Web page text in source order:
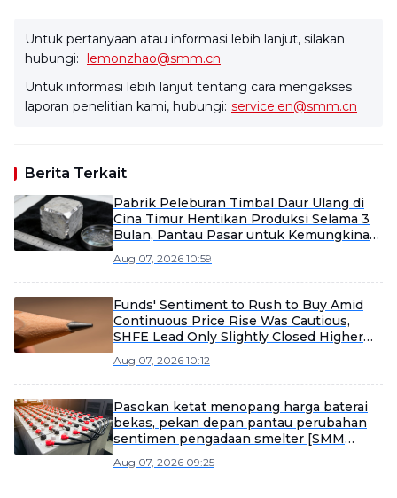
Untuk pertanyaan atau informasi lebih lanjut, silakan
hubungi: lemonzhao@smm.cn
Untuk informasi lebih lanjut tentang cara mengakses
laporan penelitian kami, hubungi: service.en@smm.cn
Berita Terkait
Pabrik Peleburan Timbal Daur Ulang di
Cina Timur Hentikan Produksi Selama 3
Bulan, Pantau Pasar untuk Kemungkinan
Aug 07, 2026 10:59
Funds' Sentiment to Rush to Buy Amid
Continuous Price Rise Was Cautious,
SHFE Lead Only Slightly Closed Higher
Aug 07, 2026 10:12
Pasokan ketat menopang harga baterai
bekas, pekan depan pantau perubahan
sentimen pengadaan smelter [SMM
Aug 07, 2026 09:25